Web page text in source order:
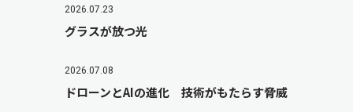
2026.07.23
グラスが放つ光
2026.07.08
ドローンとAIの進化 技術がもたらす脅威